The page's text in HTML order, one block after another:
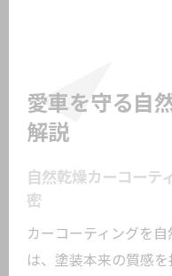
愛車を守る自
解説
自然乾燥カーコーテ
密
カーコーティングを
は、塗装本来の質感